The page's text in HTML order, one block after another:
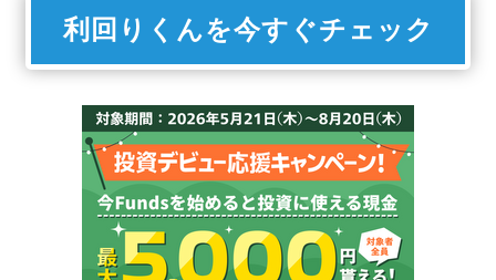
利回りくんを今すぐチェック